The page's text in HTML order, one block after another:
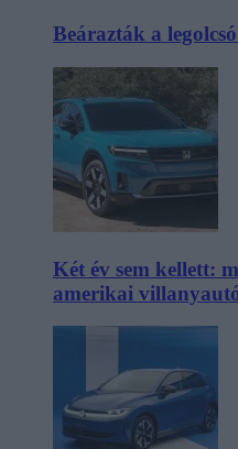
Beárazták a
Két év sem kellett:
amerikai